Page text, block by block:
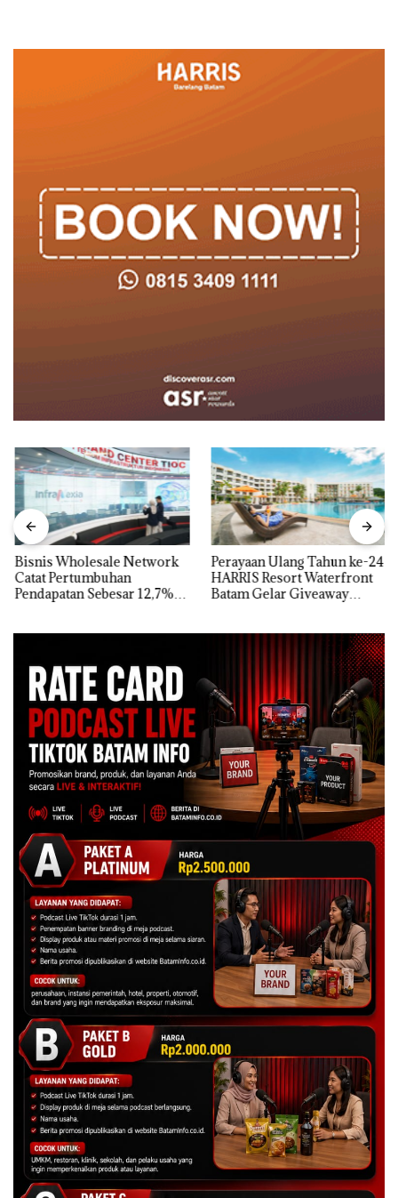
Bisnis Wholesale Network
Catat Pertumbuhan
Pendapatan Sebesar 12,7%
Perayaan Ulang Tahun ke-24
HARRIS Resort Waterfront
Batam Gelar Giveaway